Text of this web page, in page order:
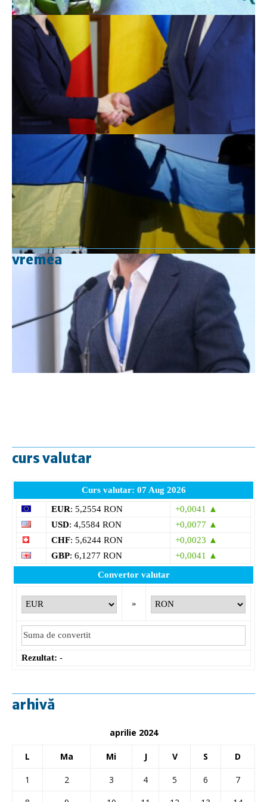
vremea
curs valutar
Curs valutar: 07 Aug 2026
EUR: 5,2554 RON
+0,0041 ▲
USD: 4,5584 RON
+0,0077 ▲
CHF: 5,6244 RON
+0,0023 ▲
GBP: 6,1277 RON
+0,0041 ▲
Convertor valutar
»
Rezultat: -
arhivă
aprilie 2024
L Ma Mi J V S D
1 2 3 4 5 6
7